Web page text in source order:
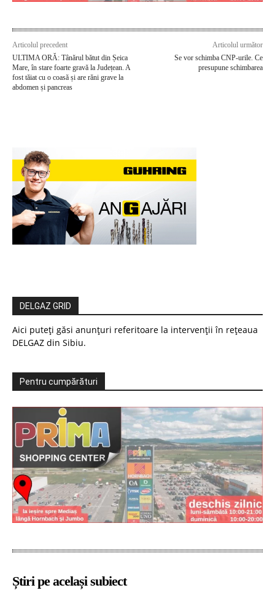
Articolul precedent
ULTIMA ORĂ: Tânărul bătut din Șeica
Mare, în stare foarte gravă la Județean. A
fost tăiat cu o coasă și are răni grave la
abdomen și pancreas
Articolul următor
Se vor schimba CNP-urile. Ce
presupune schimbarea
DELGAZ GRID
Aici puteți găsi anunțuri referitoare la intervenții în rețeaua
DELGAZ din Sibiu.
Pentru cumpărături
Știri pe același subiect